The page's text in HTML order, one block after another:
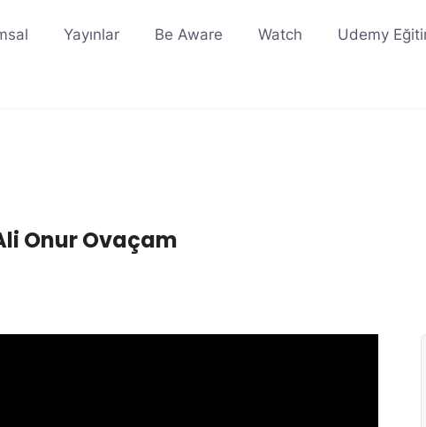
Yayınlar Be Aware Watch Udemy
Onur Ovaçam